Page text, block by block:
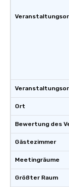
Ort
Gästezimmer
Meetingräume
Größter Raum